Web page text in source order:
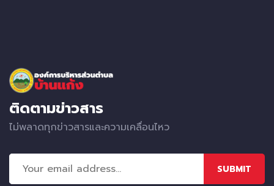
ติดตามข่าวสาร
ไม่พลาดทุกข่าวสารและความเคลื่อนไหว
SUBMIT